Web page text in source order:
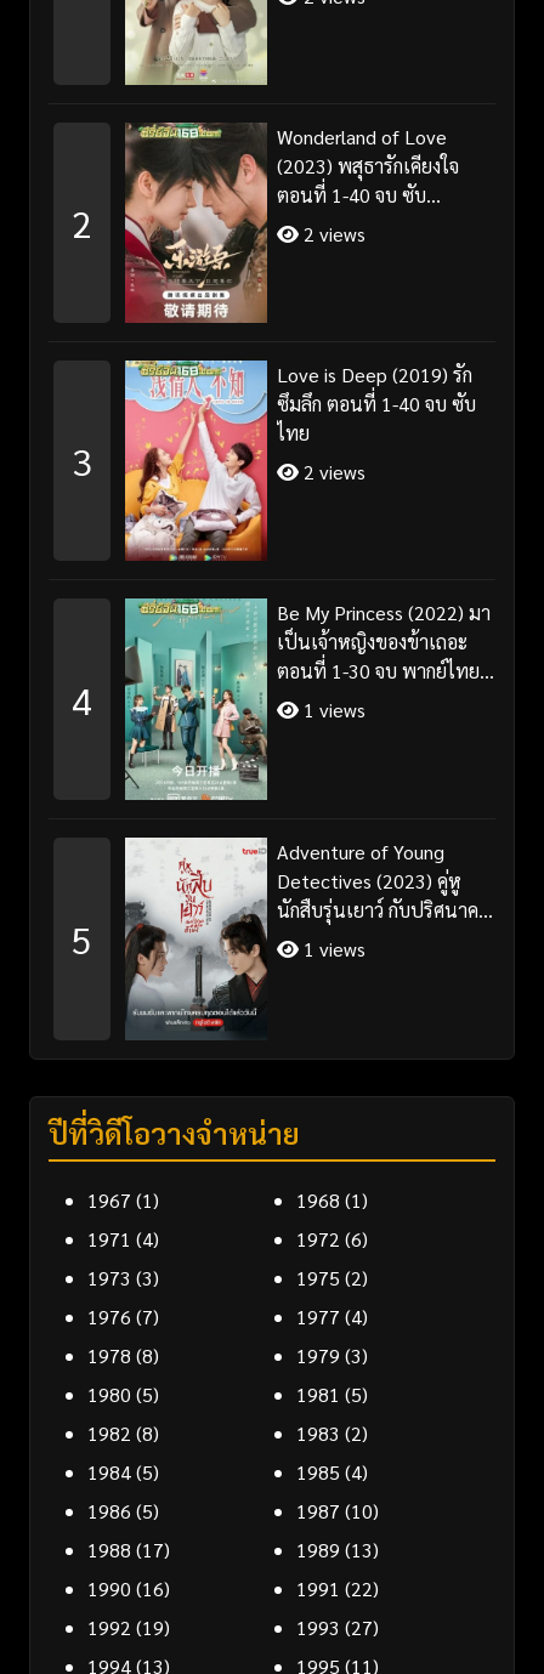
2
Wonderland of Love
(2023) พสุธารักเคียงใจ
ตอนที่ 1-40 จบ ซับ
ไทย+พากย์ไทย
2 views
3
Love is Deep (2019) รัก
ซึมลึก ตอนที่ 1-40 จบ ซับ
ไทย
2 views
4
Be My Princess (2022) มา
เป็นเจ้าหญิงของข้าเถอะ
ตอนที่ 1-30 จบ พากย์ไทย/
ซับไทย
1 views
5
Adventure of Young
Detectives (2023) คู่หู
นักสืบรุ่นเยาว์ กับปริศนาคคี
ลับต้ายง พากย์ไทย (เต็ม
1 views
ปีที่วิดีโอวางจำหน่าย
1967 (1) 1968 (1)
1971 (4) 1972 (6)
1973 (3) 1975 (2)
1976 (7) 1977 (4)
1978 (8) 1979 (3)
1980 (5) 1981 (5)
1982 (8) 1983 (2)
1984(5) 1985 (4)
1986 (5) 1987 (10)
1988 (17) 1989 (13)
1990 (16) 1991 (22)
1992 (19) 1993 (27)
1994(13) 1995 (11)